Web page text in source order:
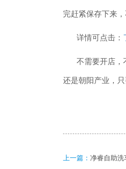
完赶紧保存下来
详情可点击：
不需要开店，不
还是朝阳产业，
上一篇： 净睿自助洗